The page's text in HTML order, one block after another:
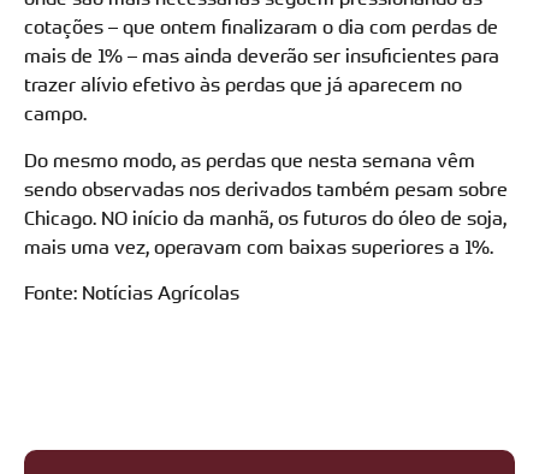
cotações – que ontem finalizaram o dia com perdas de
mais de 1% – mas ainda deverão ser insuficientes para
trazer alívio efetivo às perdas que já aparecem no
campo.
Do mesmo modo, as perdas que nesta semana vêm
sendo observadas nos derivados também pesam sobre
Chicago. NO início da manhã, os futuros do óleo de soja,
mais uma vez, operavam com baixas superiores a 1%.
Fonte: Notícias Agrícolas